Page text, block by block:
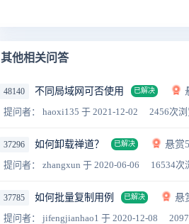
其他相关问答
48140 不同局域网可否使用 已解决
提问者： haoxi135 于 2021-12-02 2456次
37296 如何卸载禅道？ 已解决
悬赏
提问者： zhangxun 于 2020-06-06 16534次
37785 如何批量复制用例 已解决
悬
提问者： jifengjianhao1 于 2020-12-08